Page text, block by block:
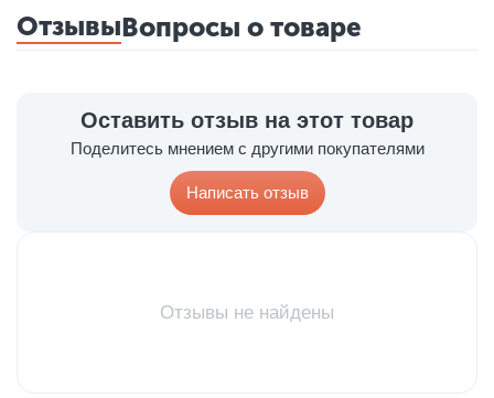
ОтзывыВопросы о товаре
Оставить отзыв на этот товар
Поделитесь мнением с другими покупателями
Написать отзыв
Отзывы не найдены